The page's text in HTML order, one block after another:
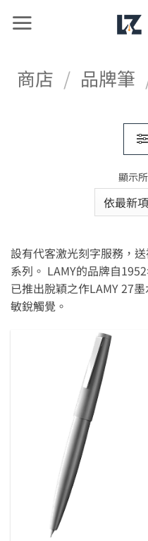
商店 / 品牌筆
顯示
設有代客激光刻字服務，
系列。 LAMY的品牌自
已推出脫穎之作LAMY 27
敏銳觸覺。